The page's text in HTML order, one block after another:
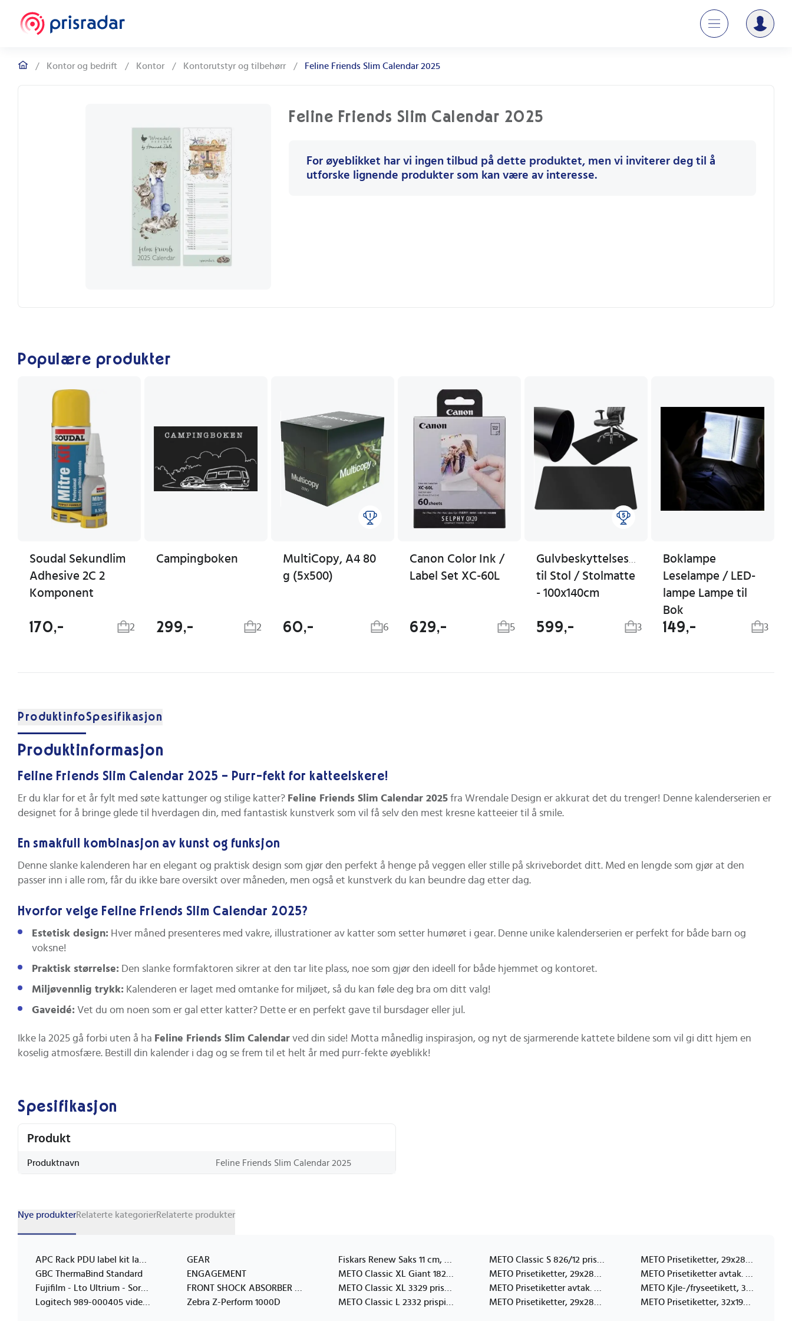
/ Kontor og bedrift / Kontor / Kontorutstyr og tilbehørr / Feline Friends Slim Calendar 2025
Feline Friends Slim Calendar 2025
For øyeblikket har vi ingen tilbud på dette produktet, men vi inviterer deg til å
utforske lignende produkter som kan være av interesse.
Populære produkter
Soudal Sekundlim
Adhesive 2C 2
Komponent
170,- 2
Campingboken
299,- 2
MultiCopy, A4 80
g (5x500)
60,- 6
Canon Color Ink /
Label Set XC-60L
629,- 5
Gulvbeskyttelsesmatte
til Stol / Stolmatte
- 100x140cm
599,- 3
Boklampe
Leselampe / LED-
lampe Lampe til
Bok
149,- 3
ProduktinfoSpesifikasjon
Produktinformasjon
Feline Friends Slim Calendar 2025 – Purr-fekt for katteelskere!
Er du klar for et år fylt med søte kattunger og stilige katter? Feline Friends Slim Calendar 2025 fra Wrendale Design er akkurat det du trenger! Denne kalenderserien er
designet for å bringe glede til hverdagen din, med fantastisk kunstverk som vil få selv den mest kresne katteeier til å smile.
En smakfull kombinasjon av kunst og funksjon
Denne slanke kalenderen har en elegant og praktisk design som gjør den perfekt å henge på veggen eller stille på skrivebordet ditt. Med en lengde som gjør at den
passer inn i alle rom, får du ikke bare oversikt over måneden, men også et kunstverk du kan beundre dag etter dag.
Hvorfor velge Feline Friends Slim Calendar 2025?
Estetisk design: Hver måned presenteres med vakre, illustrationer av katter som setter humøret i gear. Denne unike kalenderserien er perfekt for både barn og
voksne!
Praktisk størrelse: Den slanke formfaktoren sikrer at den tar lite plass, noe som gjør den ideell for både hjemmet og kontoret.
Miljøvennlig trykk: Kalenderen er laget med omtanke for miljøet, så du kan føle deg bra om ditt valg!
Gaveidé: Vet du om noen som er gal etter katter? Dette er en perfekt gave til bursdager eller jul.
Ikke la 2025 gå forbi uten å ha Feline Friends Slim Calendar ved din side! Motta månedlig inspirasjon, og nyt de sjarmerende kattete bildene som vil gi ditt hjem en
koselig atmosfære. Bestill din kalender i dag og se frem til et helt år med purr-fekte øyeblikk!
Spesifikasjon
Produkt
Produktnavn Feline Friends Slim Calendar 2025
Nye produkterRelaterte kategorierRelaterte produkter
GBC ThermaBind Standard
Fujifilm - Lto Ultrium - Sort - Rensepatron
GEAR
ENGAGEMENT
Zebra Z-Perform 1000D
METO Classic XL 3329 prispistol, 3 linjer 29x28mm